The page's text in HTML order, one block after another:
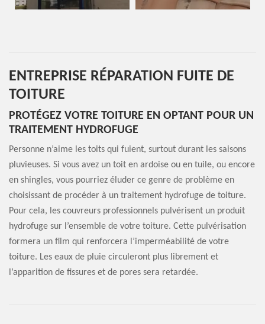
ENTREPRISE RÉPARATION FUITE DE
TOITURE
PROTÉGEZ VOTRE TOITURE EN OPTANT POUR UN
TRAITEMENT HYDROFUGE
Personne n’aime les toits qui fuient, surtout durant les saisons
pluvieuses. Si vous avez un toit en ardoise ou en tuile, ou encore
en shingles, vous pourriez éluder ce genre de problème en
choisissant de procéder à un traitement hydrofuge de toiture.
Pour cela, les couvreurs professionnels pulvérisent un produit
hydrofuge sur l’ensemble de votre toiture. Cette pulvérisation
formera un film qui renforcera l’imperméabilité de votre
toiture. Les eaux de pluie circuleront plus librement et
l’apparition de fissures et de pores sera retardée.